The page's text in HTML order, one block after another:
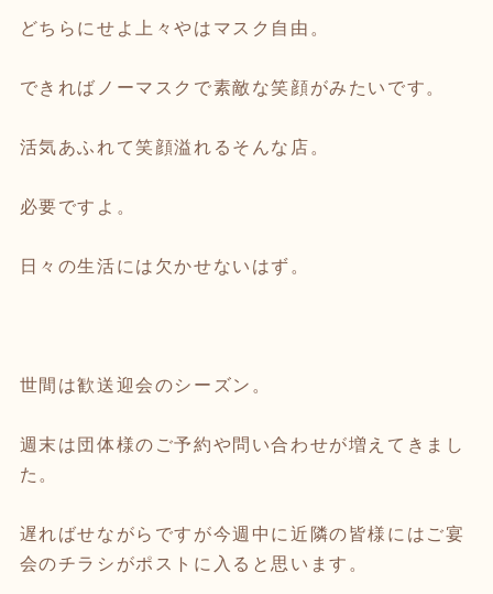
どちらにせよ上々やはマスク自由。
できればノーマスクで素敵な笑顔がみたいです。
活気あふれて笑顔溢れるそんな店。
必要ですよ。
日々の生活には欠かせないはず。
世間は歓送迎会のシーズン。
週末は団体様のご予約や問い合わせが増えてきまし
た。
遅ればせながらですが今週中に近隣の皆様にはご宴
会のチラシがポストに入ると思います。